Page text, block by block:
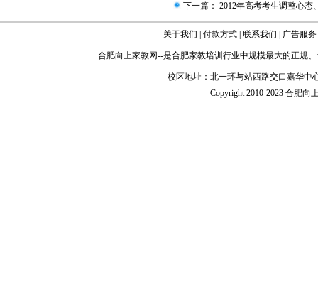
下一篇： 2012年高考考生调整心态
关于我们 付款方式 联系我们 广告服务
合肥向上家教网--是合肥家教培训行业中规模最大的正规
校区地址：北一环与站西路交口嘉华
Copyright 2010-2023 合肥向